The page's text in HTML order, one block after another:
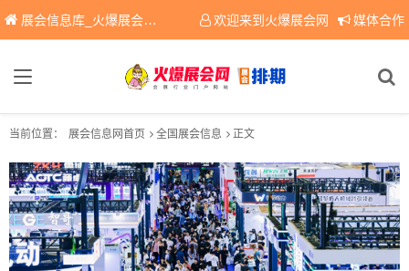
展会信息库_火爆展会网免费展会信息查询平台，提供专业会展服务！ 欢迎来到火爆展会网 媒体合作
当前位置： 展会信息网首页 全国展会信息 正文